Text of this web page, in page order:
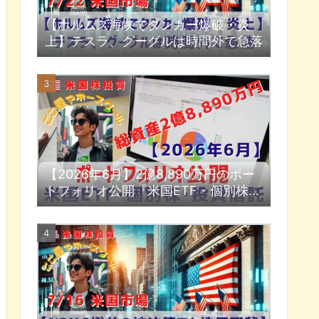
【ホルムズ海峡でタンカー爆破・炎
上】テスラ、グーグルは時間外で急落
【2026年6月】2億8,890万円のポー
トフォリオ公開『米国ETF・個別株・
投資信託』